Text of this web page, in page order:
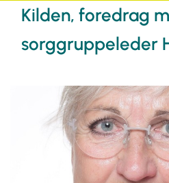
Kilden, foredrag
sorggruppeleder